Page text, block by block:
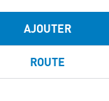
AJOUTER
ROUTE